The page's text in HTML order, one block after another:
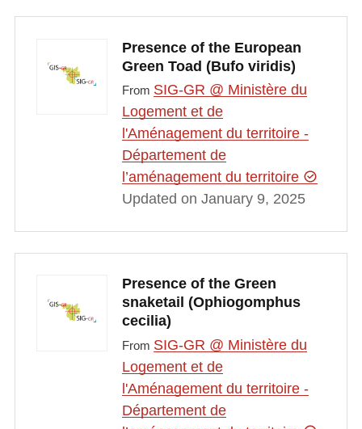
Presence of the European
Green Toad (Bufo viridis)
From SIG-GR @ Ministère du
Logement et de
l'Aménagement du territoire -
Département de
l’aménagement du territoire
Updated on January 9, 2025
Presence of the Green
snaketail (Ophiogomphus
cecilia)
From SIG-GR @ Ministère du
Logement et de
l'Aménagement du territoire -
Département de